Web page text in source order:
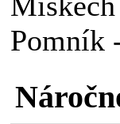
Pomník